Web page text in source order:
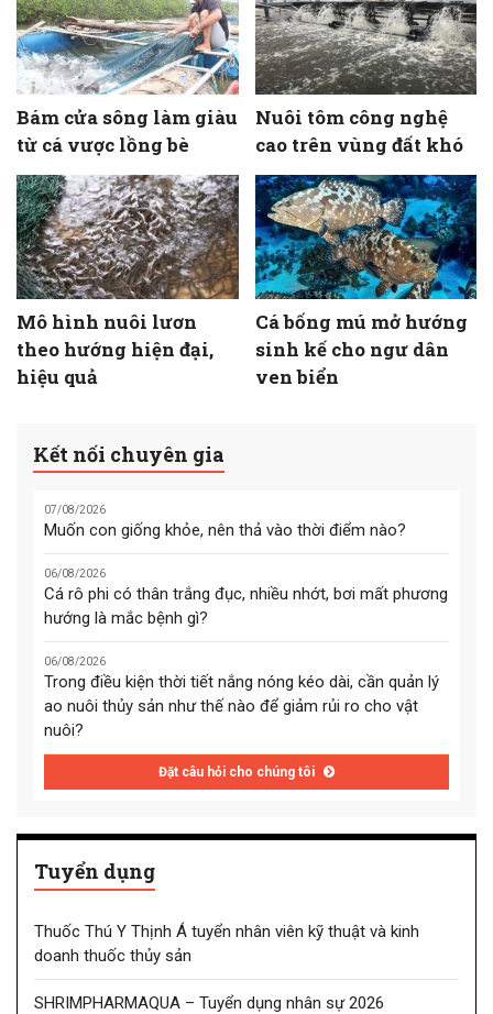
Bám cửa sông làm giàu
từ cá vược lồng bè
Nuôi tôm công nghệ
cao trên vùng đất khó
Mô hình nuôi lươn
theo hướng hiện đại,
hiệu quả
Cá bống mú mở hướng
sinh kế cho ngư dân
ven biển
Kết nối chuyên gia
07/08/2026
Muốn con giống khỏe, nên thả vào thời điểm nào?
06/08/2026
Cá rô phi có thân trắng đục, nhiều nhớt, bơi mất phương
hướng là mắc bệnh gì?
06/08/2026
Trong điều kiện thời tiết nắng nóng kéo dài, cần quản lý
ao nuôi thủy sản như thế nào để giảm rủi ro cho vật
nuôi?
Đặt câu hỏi cho chúng tôi
Tuyển dụng
Thuốc Thú Y Thịnh Á tuyển nhân viên kỹ thuật và kinh
doanh thuốc thủy sản
SHRIMPHARMAQUA – Tuyển dụng nhân sự 2026